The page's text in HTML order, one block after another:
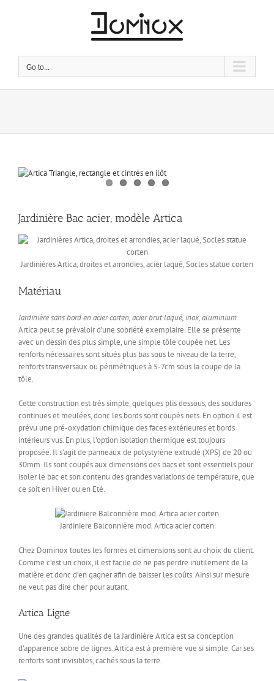
Go to...
View
Jardinière Bac acier, modèle Artica
Jardinières Artica, droites et arrondies, acier laqué, Socles statue corten
Matériau
Jardinière sans bord en acier corten, acier brut laqué, inox, aluminium
Artica peut se prévaloir d’une sobriété exemplaire. Elle se présente
avec un dessin des plus simple, une simple tôle coupée net. Les
renforts nécessaires sont situés plus bas sous le niveau de la terre,
renforts transversaux ou périmétriques à 5-7cm sous la coupe de la
tôle.
Cette construction est très simple, quelques plis dessous, des soudures
continues et meulées, donc les bords sont coupés nets. En option il est
prévu une pré-oxydation chimique des faces extérieures et bords
intérieurs vus. En plus, l’option isolation thermique est toujours
proposée. Il s’agit de panneaux de polystyrène extrudé (XPS) de 20 ou
30mm. Ils sont coupés aux dimensions des bacs et sont essentiels pour
isoler le bac et son contenu des grandes variations de température, que
ce soit en Hiver ou en Eté.
Jardiniere Balconnière mod. Artica acier corten
Chez Dominox toutes les formes et dimensions sont au choix du client.
Comme c’est un choix, il est facile de ne pas perdre inutilement de la
matière et donc d’en gagner afin de baisser les coûts. Ainsi sur mesure
ne veut pas dire cher pour autant.
Artica Ligne
Une des grandes qualités de la Jardinière Artica est sa conception
d’apparence sobre de lignes. Artica est à première vue si simple. Car ses
renforts sont invisibles, cachés sous la terre.